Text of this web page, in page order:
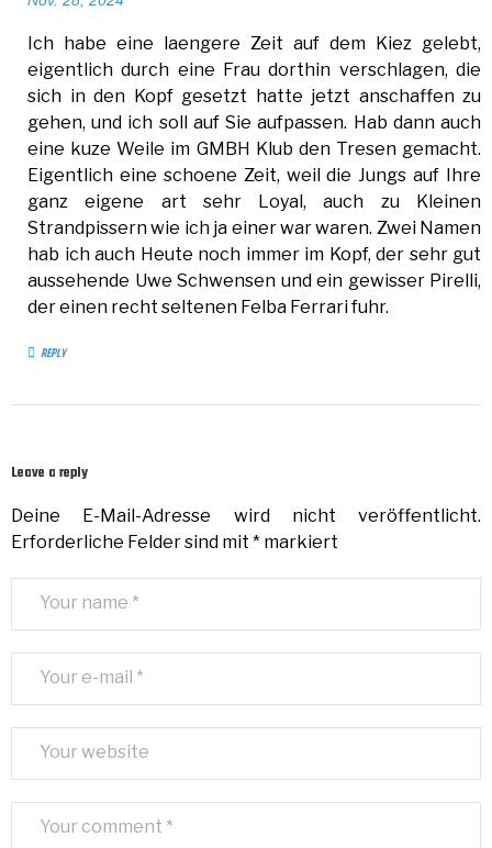
Ich habe eine laengere Zeit auf dem Kiez gelebt,
eigentlich durch eine Frau dorthin verschlagen, die
sich in den Kopf gesetzt hatte jetzt anschaffen zu
gehen, und ich soll auf Sie aufpassen. Hab dann auch
eine kuze Weile im GMBH Klub den Tresen gemacht.
Eigentlich eine schoene Zeit, weil die Jungs auf Ihre
ganz eigene art sehr Loyal, auch zu Kleinen
Strandpissern wie ich ja einer war waren. Zwei Namen
hab ich auch Heute noch immer im Kopf, der sehr gut
aussehende Uwe Schwensen und ein gewisser Pirelli,
der einen recht seltenen Felba Ferrari fuhr.
REPLY
Leave a reply
Deine E-Mail-Adresse wird nicht veröffentlicht.
Erforderliche Felder sind mit * markiert